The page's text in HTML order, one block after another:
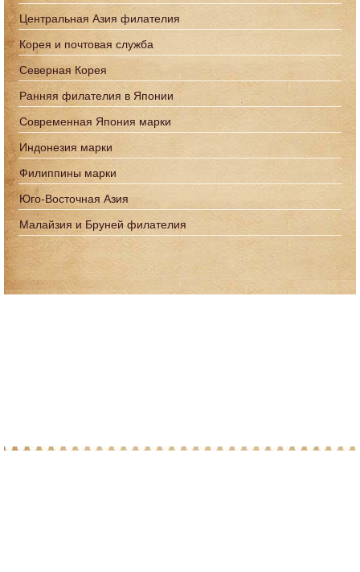
Центральная Азия филателия
Корея и почтовая служба
Северная Корея
Ранняя филателия в Японии
Современная Япония марки
Индонезия марки
Филиппины марки
Юго-Восточная Азия
Малайзия и Бруней филателия